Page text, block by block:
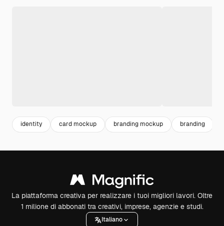
identity card mockup branding mockup branding
La piattaforma creativa per realizzare i tuoi migliori lavori. Oltre
1 milione di abbonati tra creativi, imprese, agenzie e studi.
Italiano